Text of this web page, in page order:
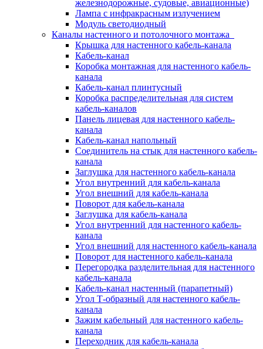
железнодорожные, судовые, авиационные)
Лампа с инфракрасным излучением
Модуль светодиодный
Каналы настенного и потолочного монтажа
Крышка для настенного кабель-канала
Кабель-канал
Коробка монтажная для настенного кабель-
канала
Кабель-канал плинтусный
Коробка распределительная для систем
кабель-каналов
Панель лицевая для настенного кабель-
канала
Кабель-канал напольный
Соединитель на стык для настенного кабель-
канала
Заглушка для настенного кабель-канала
Угол внутренний для кабель-канала
Угол внешний для кабель-канала
Поворот для кабель-канала
Заглушка для кабель-канала
Угол внутренний для настенного кабель-
канала
Угол внешний для настенного кабель-канала
Поворот для настенного кабель-канала
Перегородка разделительная для настенного
кабель-канала
Кабель-канал настенный (парапетный)
Угол Т-образный для настенного кабель-
канала
Зажим кабельный для настенного кабель-
канала
Переходник для кабель-канала